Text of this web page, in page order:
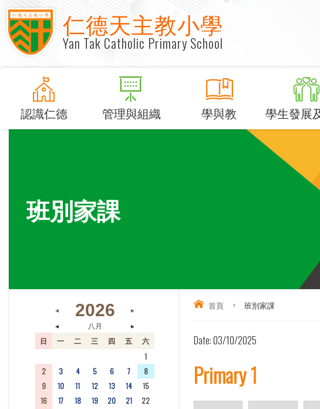
仁德天主教小學
Yan Tak Catholic Primary School
認識仁德 管理與組織 學與教 學生發展
班別家課
首頁 > 班別家課
Date:03/10/2025
Primary 1
◄ 2026
►
◄
八月 ►
日 一 二 三 四 五
六
1
2
3 4 5 6 7
8
9
10 11 12 13 14
15
16
17 18 19 20 21
22